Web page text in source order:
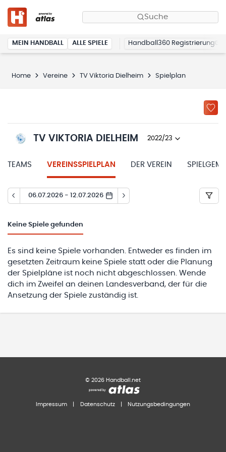
Suche
MEIN HANDBALL ALLE SPIELE Handball360 Registrierung
Home Vereine TV Viktoria Dielheim Spielplan
TV VIKTORIA DIELHEIM 2022/23
TEAMS VEREINSSPIELPLAN DER VEREIN
06.07.2026 - 12.07.2026
Keine Spiele gefunden
Es sind keine Spiele vorhanden. Entweder es finden im
gesetzten Zeitraum keine Spiele statt oder die Planung
der Spielpläne ist noch nicht abgeschlossen. Wende
dich im Zweifel an deinen Landesverband, der für die
Ansetzung der Spiele zuständig ist.
© 2026 Handball.net
Impressum Datenschutz Nutzungsbedingungen